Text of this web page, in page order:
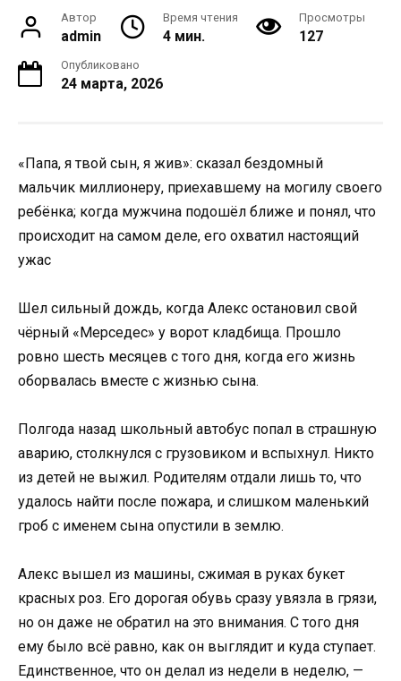
Автор
admin
Время чтения
4 мин.
Просмотры
127
Опубликовано
24 марта, 2026
«Папа, я твой сын, я жив»: сказал бездомный
мальчик миллионеру, приехавшему на могилу своего
ребёнка; когда мужчина подошёл ближе и понял, что
происходит на самом деле, его охватил настоящий
ужас
Шел сильный дождь, когда Алекс остановил свой
чёрный «Мерседес» у ворот кладбища. Прошло
ровно шесть месяцев с того дня, когда его жизнь
оборвалась вместе с жизнью сына.
Полгода назад школьный автобус попал в страшную
аварию, столкнулся с грузовиком и вспыхнул. Никто
из детей не выжил. Родителям отдали лишь то, что
удалось найти после пожара, и слишком маленький
гроб с именем сына опустили в землю.
Алекс вышел из машины, сжимая в руках букет
красных роз. Его дорогая обувь сразу увязла в грязи,
но он даже не обратил на это внимания. С того дня
ему было всё равно, как он выглядит и куда ступает.
Единственное, что он делал из недели в неделю, —